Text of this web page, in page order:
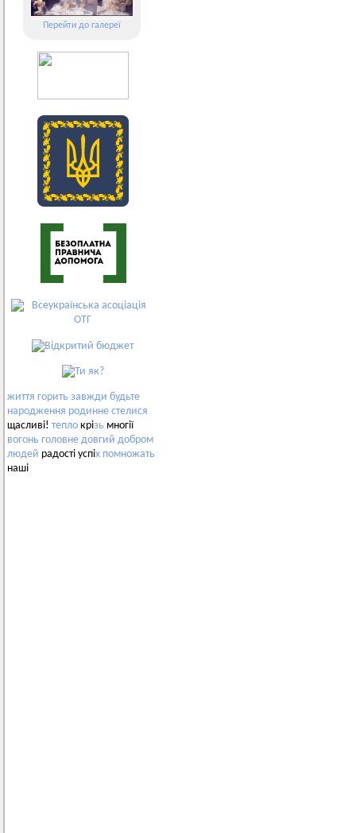
Перейти до галереї
життя горить завжди будьте
народження родинне стелися
щасливі! тепло крізь многії
вогонь головне довгий добром
людей радості успіх помножать
наші